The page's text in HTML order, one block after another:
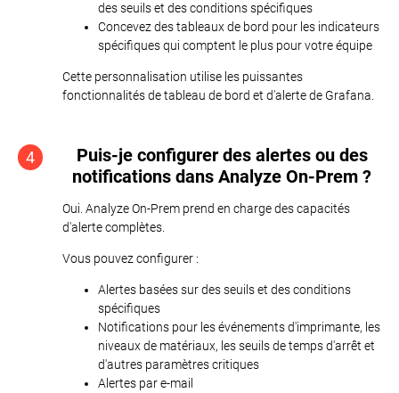
des seuils et des conditions spécifiques
Concevez des tableaux de bord pour les indicateurs
spécifiques qui comptent le plus pour votre équipe
Cette personnalisation utilise les puissantes
fonctionnalités de tableau de bord et d'alerte de Grafana.
4
Puis-je configurer des alertes ou des
notifications dans Analyze On-Prem ?
Oui. Analyze On-Prem prend en charge des capacités
d'alerte complètes.
Vous pouvez configurer :
Alertes basées sur des seuils et des conditions
spécifiques
Notifications pour les événements d'imprimante, les
niveaux de matériaux, les seuils de temps d'arrêt et
d'autres paramètres critiques
Alertes par e-mail